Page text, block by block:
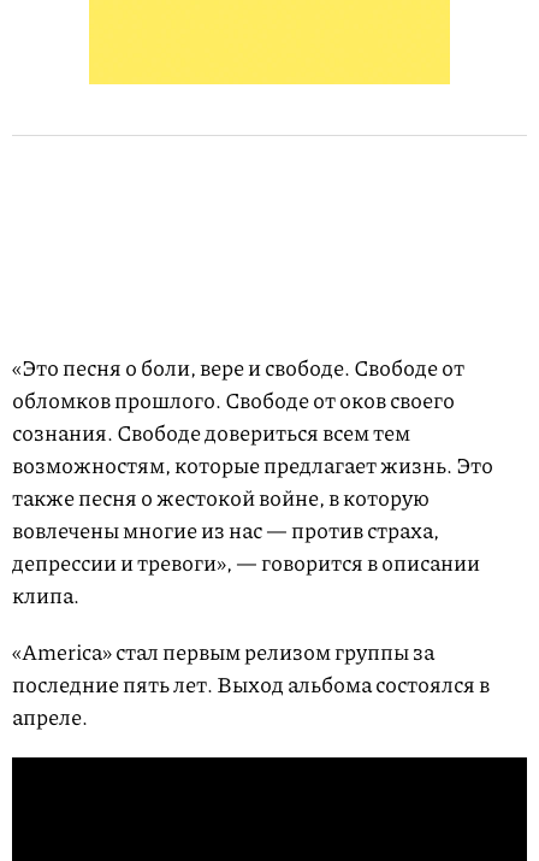
«Это песня о боли, вере и свободе. Свободе от
обломков прошлого. Свободе от оков своего
сознания. Свободе довериться всем тем
возможностям, которые предлагает жизнь. Это
также песня о жестокой войне, в которую
вовлечены многие из нас — против страха,
депрессии и тревоги», — говорится в описании
клипа.
«America» стал первым релизом группы за
последние пять лет. Выход альбома состоялся в
апреле.